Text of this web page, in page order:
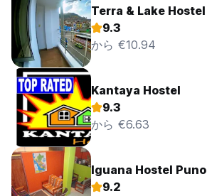
Terra & Lake Hostel
9.3
から €10.94
Kantaya Hostel
9.3
から €6.63
Iguana Hostel Puno
9.2